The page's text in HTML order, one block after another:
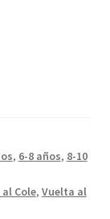
, 6-8 años, 8-10
Cole, Vuelta al